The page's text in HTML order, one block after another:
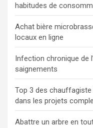
habitudes de
Achat bière
locaux en ligne
Infection chronique de
saignements
Top 3 des
dans les projets
Abattre un arbre en